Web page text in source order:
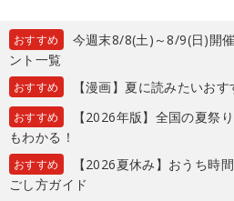
おすすめ
今週末8/8(土)～8/9(日)開
ント一覧
おすすめ 【漫画】夏に読みたいお
おすすめ
【2026年版】全国の夏祭
もわかる！
おすすめ
【2026夏休み】おうち時
ごし方ガイド